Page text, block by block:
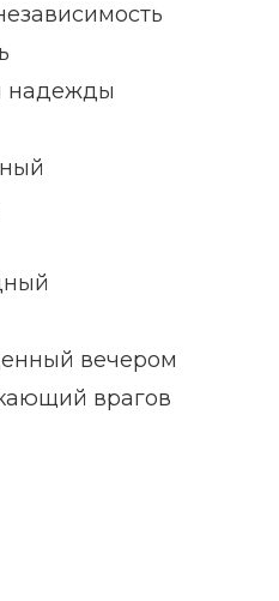
надежды
вечером
врагов